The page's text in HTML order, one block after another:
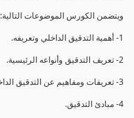
ويتضمن الكورس الموضوعات التالية:
1- أهمية التدقيق الداخلي وتعريفه.
2- تعريف التدقيق وأنواعه الرئيسية.
3- تعريفات ومفاهيم عن التدقيق الداخلي.
4- مبادئ التدقيق.